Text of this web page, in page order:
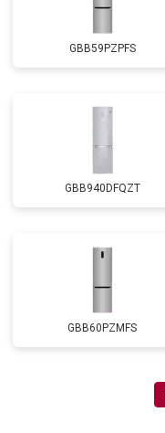
GBB59PZPFS
GBB940DFQZT
GBB60PZMFS